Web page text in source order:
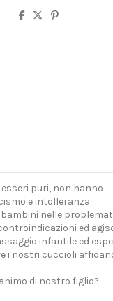
puri, non hanno
e intolleranza.
nelle
ed
infantile ed
i nostri cuccioli
di nostro figlio?